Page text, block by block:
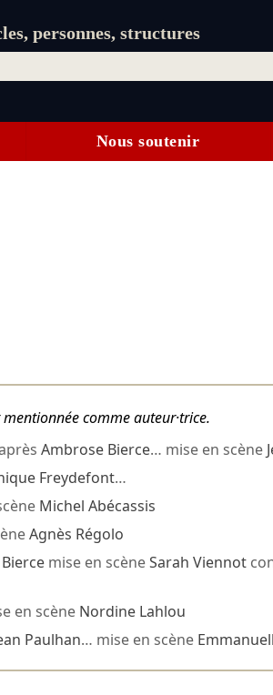
personnes, structures
Nous soutenir
comme auteur·trice.
Ambrose Bierce… mise en scène
Freydefont…
Michel Abécassis
Agnès Régolo
mise en scèneSarah Viennot
en scène Nordine Lahlou
Paulhan… mise en scène